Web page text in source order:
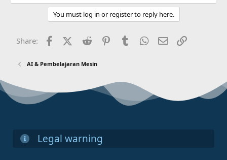
You must log in or register to reply here.
Share: FacebookX (Twitter)
Reddit PinterestTumblr WhatsApp
Email
AI & Pembelajaran Mesin
Legal warning